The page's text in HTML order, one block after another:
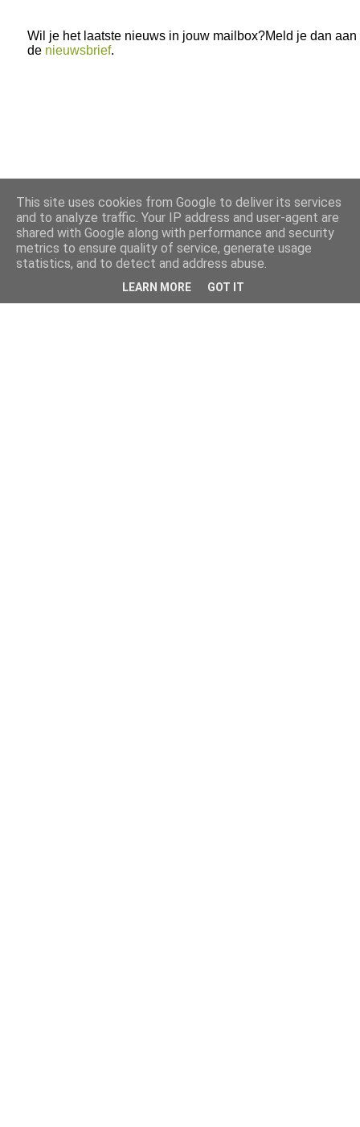
Wil je het laatste nieuws in jouw mailbox?Meld je dan aan
de nieuwsbrief.
This site uses cookies from Google to deliver its services
and to analyze traffic. Your IP address and user-agent are
shared with Google along with performance and security
metrics to ensure quality of service, generate usage
statistics, and to detect and address abuse.
LEARN MORE GOT IT